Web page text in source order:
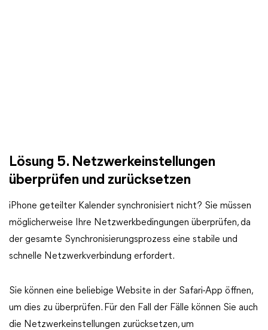
Lösung 5. Netzwerkeinstellungen
überprüfen und zurücksetzen
iPhone geteilter Kalender synchronisiert nicht? Sie müssen
möglicherweise Ihre Netzwerkbedingungen überprüfen, da
der gesamte Synchronisierungsprozess eine stabile und
schnelle Netzwerkverbindung erfordert.
Sie können eine beliebige Website in der Safari-App öffnen,
um dies zu überprüfen. Für den Fall der Fälle können Sie auch
die Netzwerkeinstellungen zurücksetzen, um